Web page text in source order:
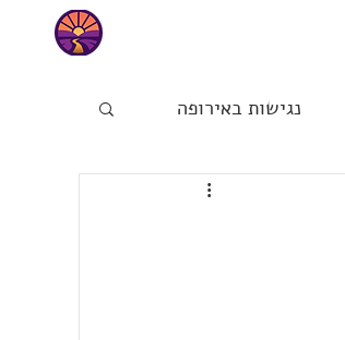
נגישות באירופה
הפינה של מיכל